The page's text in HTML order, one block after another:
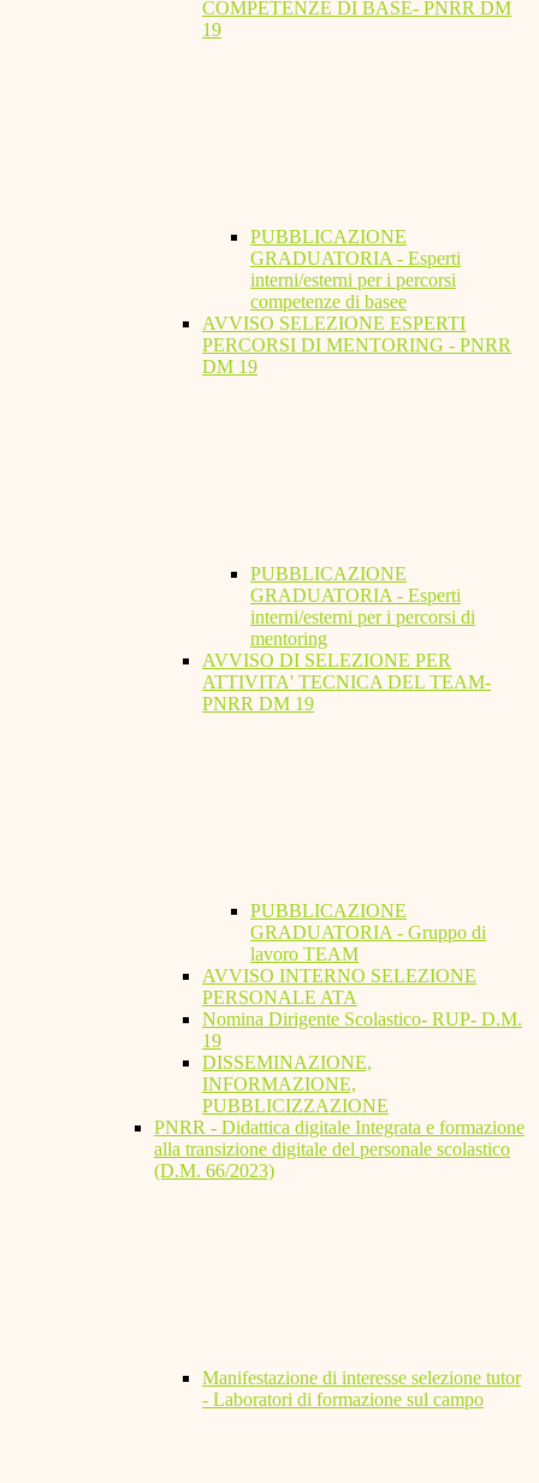
COMPETENZE DI BASE- PNRR DM
19
PUBBLICAZIONE
GRADUATORIA - Esperti
interni/esterni per i percorsi
competenze di basee
AVVISO SELEZIONE ESPERTI
PERCORSI DI MENTORING - PNRR
DM 19
PUBBLICAZIONE
GRADUATORIA - Esperti
interni/esterni per i percorsi di
mentoring
AVVISO DI SELEZIONE PER
ATTIVITA' TECNICA DEL TEAM-
PNRR DM 19
PUBBLICAZIONE
GRADUATORIA - Gruppo di
lavoro TEAM
AVVISO INTERNO SELEZIONE
PERSONALE ATA
Nomina Dirigente Scolastico- RUP- D.M.
19
DISSEMINAZIONE,
INFORMAZIONE,
PUBBLICIZZAZIONE
PNRR - Didattica digitale Integrata e formazione
alla transizione digitale del personale scolastico
(D.M. 66/2023)
Manifestazione di interesse selezione tutor
- Laboratori di formazione sul campo